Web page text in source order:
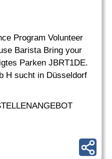
Program Volunteer
Barista Bring your
Parken JBRT1DE.
H sucht in Düsseldorf